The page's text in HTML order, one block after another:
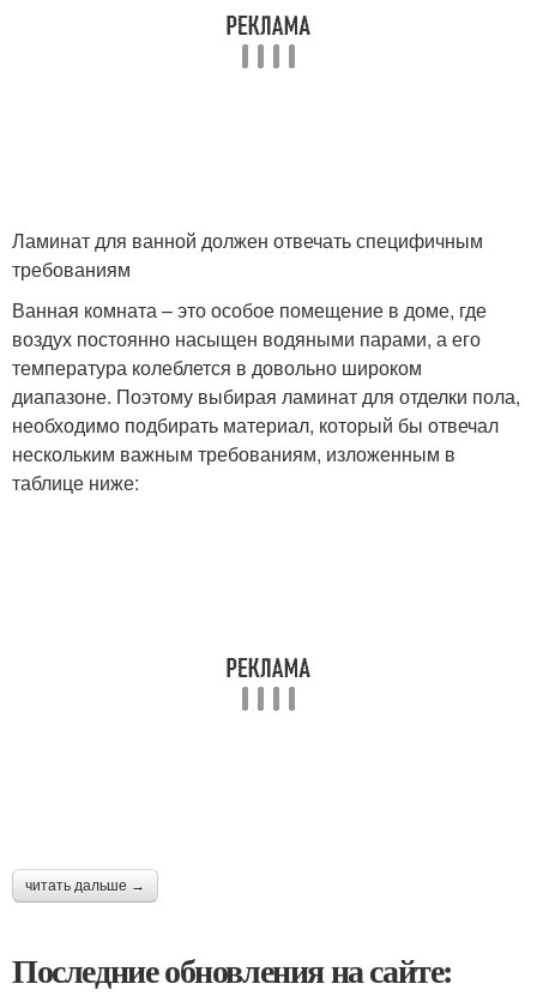
Ламинат для ванной должен отвечать специфичным
требованиям
Ванная комната – это особое помещение в доме, где
воздух постоянно насыщен водяными парами, а его
температура колеблется в довольно широком
диапазоне. Поэтому выбирая ламинат для отделки пола,
необходимо подбирать материал, который бы отвечал
нескольким важным требованиям, изложенным в
таблице ниже:
читать дальше →
Последние обновления на сайте: